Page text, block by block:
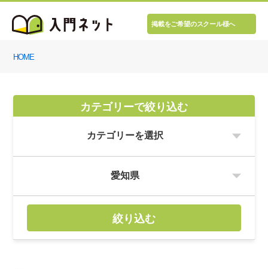
掲載をご希望のスクール様へ
HOME
カテゴリーで絞り込む
絞り込む